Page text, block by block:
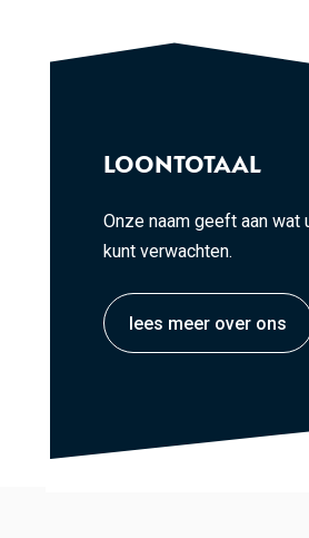
LOONTOTAAL
Onze naam geeft aan wat
kunt verwachten.
lees meer over ons